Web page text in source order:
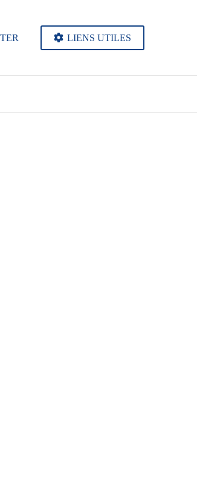
LIENS UTILES